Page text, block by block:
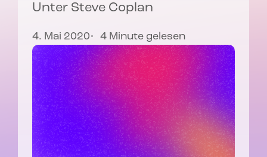
Unter Steve Coplan
4. Mai 2020 4 Minute gelesen